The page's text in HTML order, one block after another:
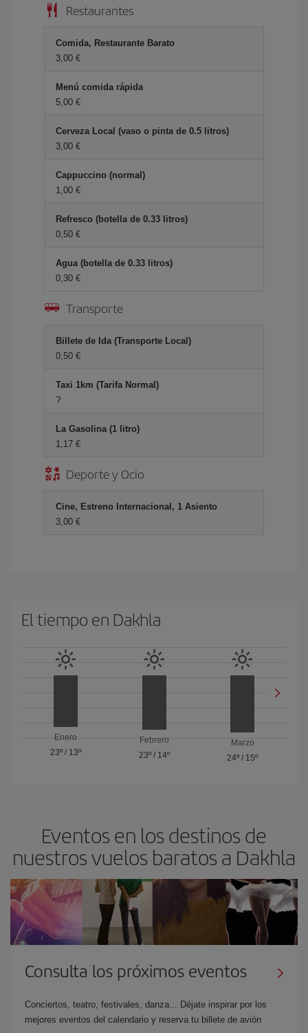
Restaurantes
Comida, Restaurante Barato
3,00 €
Menú comida rápida
5,00 €
Cerveza Local (vaso o pinta de 0.5 litros)
3,00 €
Cappuccino (normal)
1,00 €
Refresco (botella de 0.33 litros)
0,50 €
Agua (botella de 0.33 litros)
0,30 €
Transporte
Billete de Ida (Transporte Local)
0,50 €
Taxi 1km (Tarifa Normal)
?
La Gasolina (1 litro)
1,17 €
Deporte y Ocio
Cine, Estreno Internacional, 1 Asiento
3,00 €
El tiempo en Dakhla
Enero
23º/ 13º
Febrero
23º/ 14º
Marzo
24º / 15º
Eventos en los destinos de
nuestros vuelos baratos a Dakhla
Consulta los próximos eventos
Conciertos, teatro, festivales, danza... Déjate inspirar por los
mejores eventos del calendario y reserva tu billete de avión